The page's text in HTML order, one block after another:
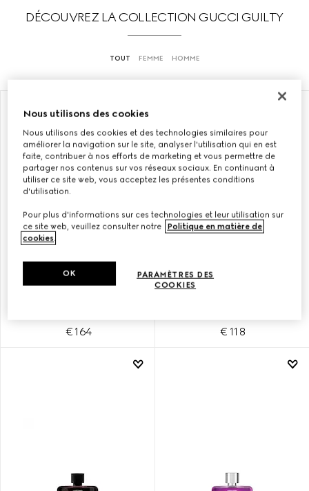
DÉCOUVREZ LA COLLECTION GUCCI GUILTY
TOUT FEMME HOMME
GUCCI GUILTY LOVE EDITION
POUR FEMME, EAU DE
€ 164
GUCCI GUILTY LOVE EDITION
POUR FEMME, EAU DE
€ 118
Nous utilisons des cookies
Nous utilisons des cookies et des technologies similaires pour
améliorer la navigation sur le site, analyser l'utilisation qui en est
faite, contribuer à nos efforts de marketing et vous permettre de
partager nos contenus sur vos réseaux sociaux. En continuant à
utiliser ce site web, vous acceptez les présentes conditions
d'utilisation.
Pour plus d'informations sur ces technologies et leur utilisation sur
ce site web, veuillez consulter notre
Politique en matière de
cookies.
PARAMÈTRES DES
COOKIES
OK